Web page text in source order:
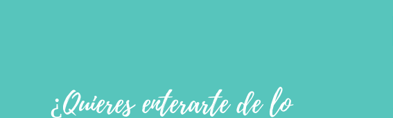
¿Quieres enterarte de lo